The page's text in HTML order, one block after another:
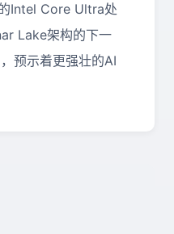
Intel Core Ultra处
Lake架构的下一
预示着更强壮的AI